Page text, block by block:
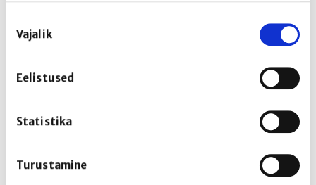
valik
Vajalik
Eelistused
Statistika
Turustamine
RAVIMIOHUTUS
uuendusmeelne spetsialiseerunud farmaatsiakontsern.
Ettevõtte tegevus on vertikaalselt integreeritud ning